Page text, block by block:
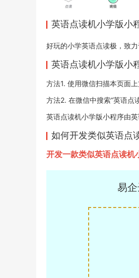
英语点读机小学版小
好玩的小学英语点读极，致
英语点读机小学版小
方法1. 使用微信扫描本页面
方法2. 在微信中搜索“英语点
英语点读机小学版小程序由
如何开发类似英语点
开发一款类似英语点读机
易